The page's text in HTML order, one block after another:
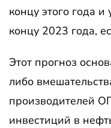
концу этого года
концу 2023 года,
Этот прогноз
либо
производителей
инвестиций в